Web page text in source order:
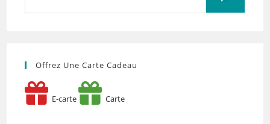
Offrez Une Carte Cadeau
E-carte Carte